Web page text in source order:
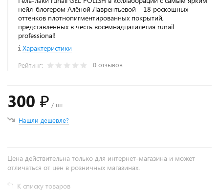
нейл-блогером Алёной Лаврентьевой – 18 роскошных
оттенков плотнопигментированных покрытий,
представленных в честь восемнадцатилетия runail
professional!
Характеристики
Рейтинг: 0 отзывов
300 ₽ / шт
Нашли дешевле?
Цена действительна только для интернет-магазина и может
отличаться от цен в розничных магазинах.
К списку товаров